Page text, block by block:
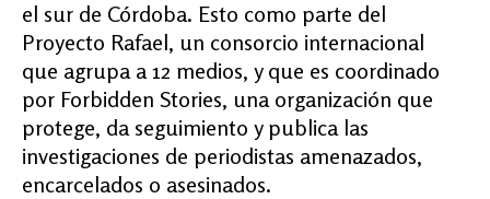
el sur de Córdoba. Esto como parte del
Proyecto Rafael, un consorcio internacional
que agrupa a 12 medios, y que es coordinado
por Forbidden Stories, una organización que
protege, da seguimiento y publica las
investigaciones de periodistas amenazados,
encarcelados o asesinados.